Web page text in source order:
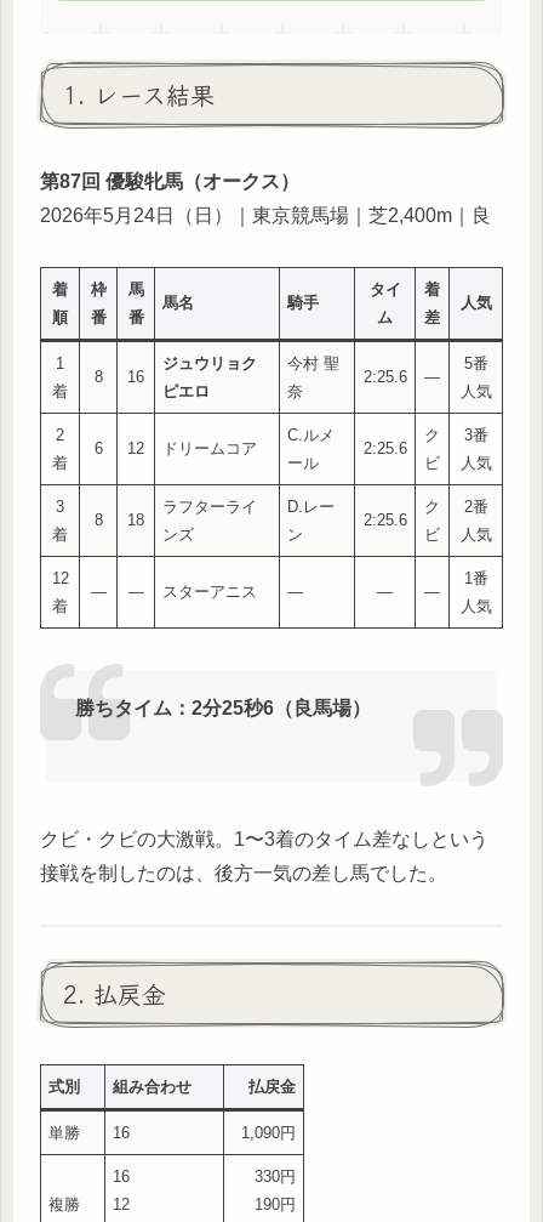
1. レース結果
第87回 優駿牝馬（オークス）
2026年5月24日（日）｜東京競馬場｜芝2,400m｜良
着
順
枠
番
馬
番
馬名 騎手
タイ
ム
着
差
人気
1
着
8 16
ジュウリョク
ピエロ
今村 聖
奈
2:25.6 —
5番
人気
2
着
6 12 ドリームコア
C.ルメ
ール
2:25.6
ク
ビ
3番
人気
3
着
8 18
ラフターライ
ンズ
D.レー
ン
2:25.6
ク
ビ
2番
人気
12
着
— — スターアニス — — —
1番
人気
勝ちタイム：2分25秒6（良馬場）
クビ・クビの大激戦。1〜3着のタイム差なしという
接戦を制したのは、後方一気の差し馬でした。
2. 払戻金
式別 組み合わせ 払戻金
単勝 16 1,090円
複勝
16
12
330円
190円